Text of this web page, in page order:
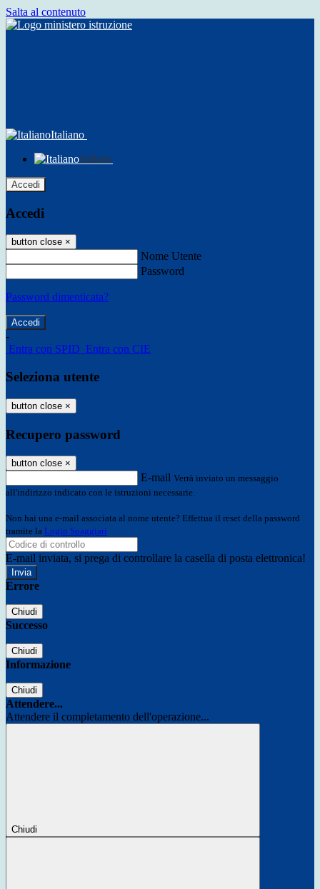
Salta al contenuto
Italiano
Italiano
Accedi
Accedi
button close ×
Nome Utente
Password
Password dimenticata?
-
Entra con SPID Entra con CIE
Seleziona utente
button close ×
Recupero password
button close ×
E-mail Verrà inviato un messaggio
all'indirizzo indicato con le istruzioni necessarie.
Non hai una e-mail associata al nome utente? Effettua il reset della password
tramite la Login Spaggiari
E-mail inviata, si prega di controllare la casella di posta elettronica!
Errore
Chiudi
Successo
Chiudi
Informazione
Chiudi
Attendere...
Attendere il completamento dell'operazione...
Chiudi